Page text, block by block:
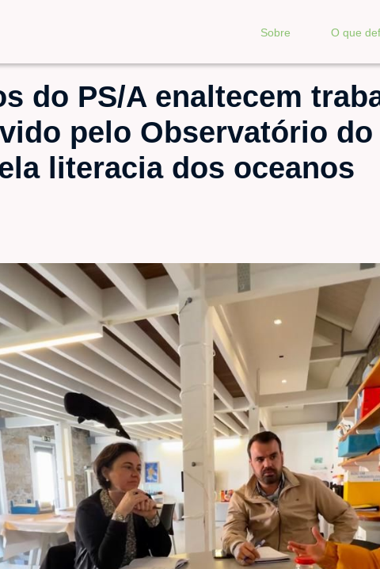
Sobre O que
do PS/A enaltecem
pelo Observatório do
literacia dos oceanos